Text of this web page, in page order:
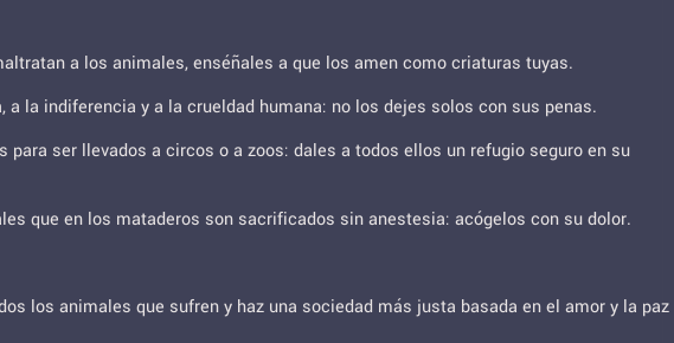
a los animales, enséñales a que los amen como criaturas tuyas.
la indiferencia y a la crueldad humana: no los dejes solos con sus penas.
ser llevados a circos o a zoos: dales a todos ellos un refugio seguro en su
que en los mataderos son sacrificados sin anestesia: acógelos con su dolor.
los animales que sufren y haz una sociedad más justa basada en el amor y la paz